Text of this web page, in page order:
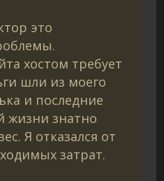
это
хостом требует
шли из моего
и последние
жизни знатно
Я отказался от
затрат.